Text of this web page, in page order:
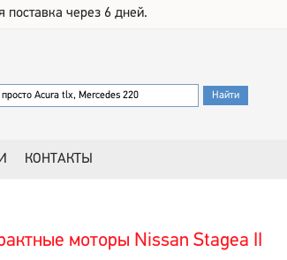
поставка через 6 дней.
КОНТАКТЫ
моторы Nissan Stagea II